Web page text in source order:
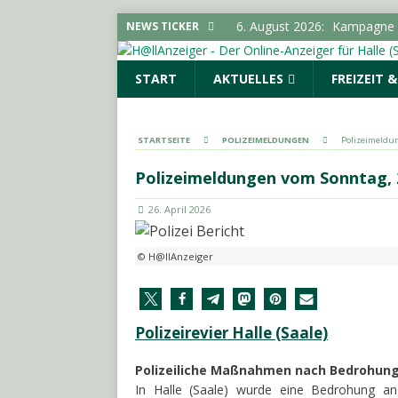
NEWS TICKER 6. August 2026:
LOKALE NACHRICHTEN -
6. August 2026:
LOKALE NACHRICHTEN -
LOKALE NACHRICHTEN -
LOKALE NACHRICHTEN -
START AKTUELLES FREIZEIT
STARTSEITE POLIZEIMELDUNGEN
Polizeimeldungen vom Sonntag,
26. April 2026
© H@llAnzeiger
Polizeirevier Halle (Saale)
Polizeiliche Maßnahmen nach Bedrohung
In Halle (Saale) wurde eine Bedrohung